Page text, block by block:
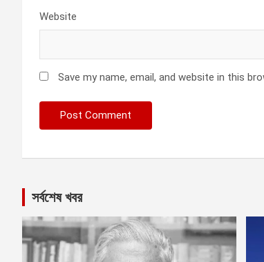
Website
Save my name, email, and website in this
সর্বশেষ খবর